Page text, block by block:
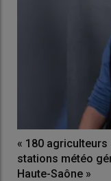
« 180
stations météo
Haute-Saône »